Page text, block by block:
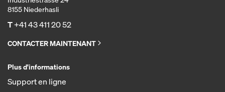
8155 Niederhasli
T+41 43 411 20 52
CONTACTER MAINTENANT
Plus d'informations
Support en ligne